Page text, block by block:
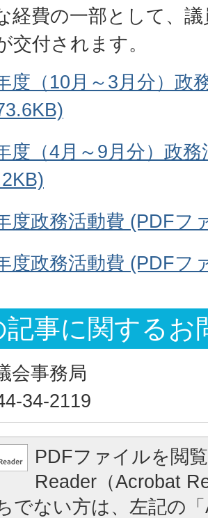
経費の一部として、
交付されます。
度（10月～3月分）政
度（4月～9月分）政
度政務活動費 (PDFフ
度政務活動費 (PDFフ
記事に関するお
会事務局
34-2119
PDFファイルを閲
Reader（Acrobat
でない方は、左記の